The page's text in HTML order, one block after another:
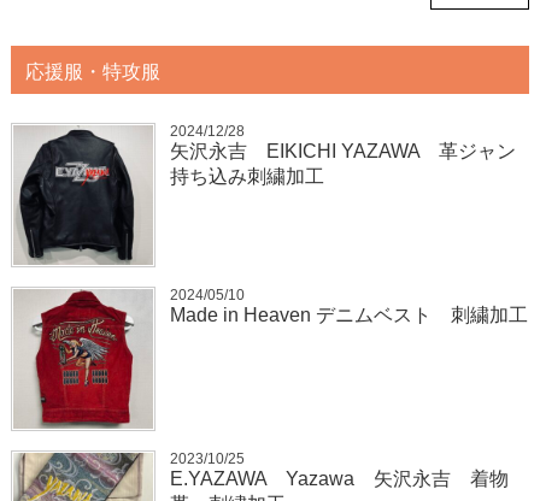
応援服・特攻服
2024/12/28
矢沢永吉 EIKICHI YAZAWA 革ジャン
持ち込み刺繍加工
2024/05/10
Made in Heaven デニムベスト 刺繍加工
2023/10/25
E.YAZAWA Yazawa 矢沢永吉 着物